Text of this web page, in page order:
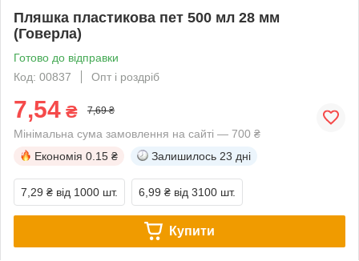
Пляшка пластикова пет 500 мл 28 мм
(Говерла)
Готово до відправки
Код: 00837
Опт і роздріб
7,54 ₴ 7,69 ₴
Мінімальна сума замовлення на сайті — 700 ₴
Економія 0.15 ₴ Залишилось 23 дні
7,29 ₴ від 1000 шт. 6,99 ₴ від 3100 шт.
Купити